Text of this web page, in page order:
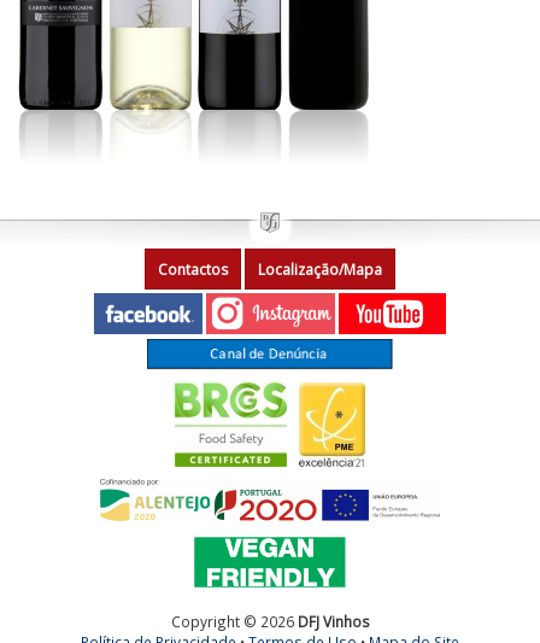
Contactos Localização/Mapa
Copyright © 2026 DFJ Vinhos